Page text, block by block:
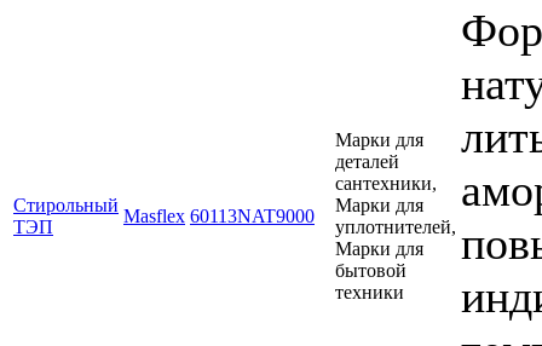
Стирольный
ТЭП
Masflex 60113NAT9000
Марки для
деталей
сантехники,
Марки для
уплотнителей,
Марки для
бытовой
техники